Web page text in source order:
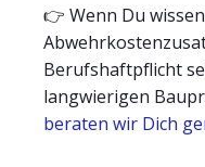
👉 Wenn Du
Berufshaftpflicht
langwierigen
beraten wir Dich